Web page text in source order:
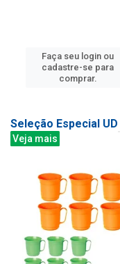
Faça seu login ou
cadastre-se para
comprar.
Seleção Especial UD
Veja mais